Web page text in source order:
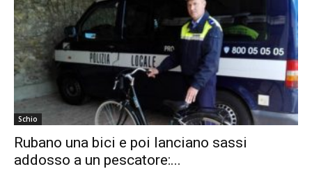
Schio
Rubano una bici e poi lanciano sassi
addosso a un pescatore:...